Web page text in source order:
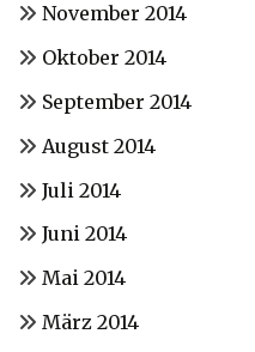
November 2014
Oktober 2014
September 2014
August 2014
Juli 2014
Juni 2014
Mai 2014
März 2014